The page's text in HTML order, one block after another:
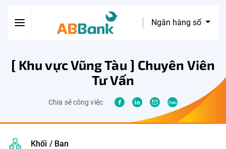
Ngân hàng số
[ Khu vực Vũng Tàu ] Chuyên Viên
Tư Vấn
Chia sẻ công việc
Khối / Ban